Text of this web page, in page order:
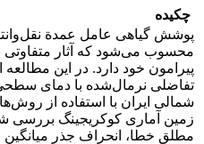
چکیده
پوشش گیاهی عامل عمدة
محسوب می‌شود که آثار متفاوتی
پیرامون خود دارد. در این
تفاضلی نرمال‌شده با دمای
شمالی ایران با استفاده از
زمین آماری کوکریجینگ بررسی
مطلق خطا، انحراف جذر